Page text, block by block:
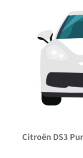
Citroën DS3